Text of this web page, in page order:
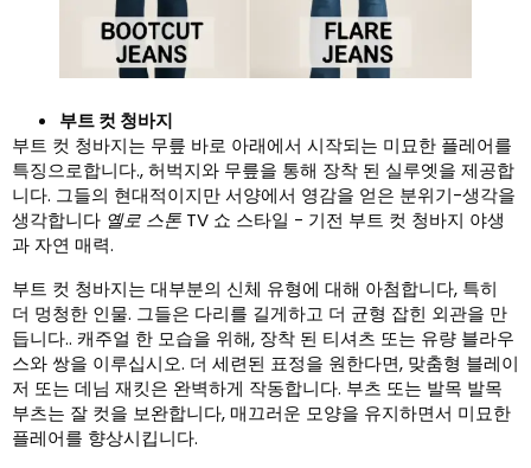
부트 컷 청바지
부트 컷 청바지는 무릎 바로 아래에서 시작되는 미묘한 플레어를
특징으로합니다., 허벅지와 무릎을 통해 장착 된 실루엣을 제공합
니다. 그들의 현대적이지만 서양에서 영감을 얻은 분위기-생각을
생각합니다 옐로 스톤 TV 쇼 스타일 - 기전 부트 컷 청바지 야생
과 자연 매력.
부트 컷 청바지는 대부분의 신체 유형에 대해 아첨합니다, 특히
더 멍청한 인물. 그들은 다리를 길게하고 더 균형 잡힌 외관을 만
듭니다.. 캐주얼 한 모습을 위해, 장착 된 티셔츠 또는 유량 블라우
스와 쌍을 이루십시오. 더 세련된 표정을 원한다면, 맞춤형 블레이
저 또는 데님 재킷은 완벽하게 작동합니다. 부츠 또는 발목 발목
부츠는 잘 컷을 보완합니다, 매끄러운 모양을 유지하면서 미묘한
플레어를 향상시킵니다.